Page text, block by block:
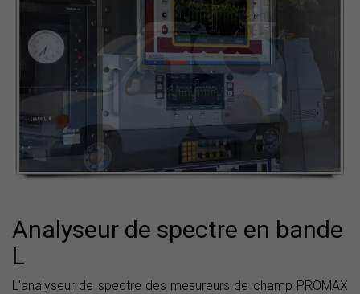
Analyseur de spectre en bande
L
L'analyseur de spectre des mesureurs de champ PROMAX